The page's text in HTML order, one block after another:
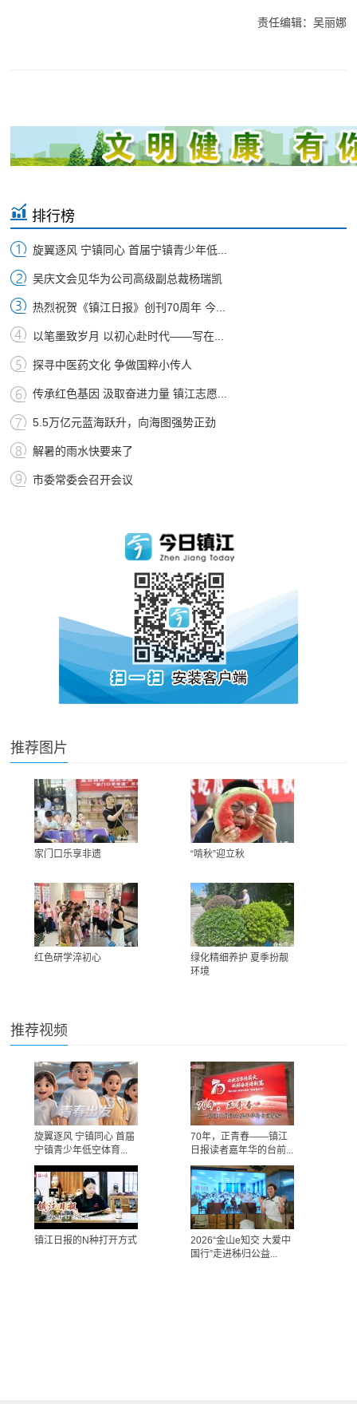
责任编辑：吴丽娜
排行榜
旋翼逐风 宁镇同心 首届宁镇青少年低...
吴庆文会见华为公司高级副总裁杨瑞凯
热烈祝贺《镇江日报》创刊70周年 今...
以笔墨致岁月 以初心赴时代——写在...
探寻中医药文化 争做国粹小传人
传承红色基因 汲取奋进力量 镇江志愿...
5.5万亿元蓝海跃升，向海图强势正劲
解暑的雨水快要来了
市委常委会召开会议
推荐图片
家门口乐享非遗 “啃秋”迎立秋
红色研学淬初心
绿化精细养护 夏季扮靓
环境
推荐视频
旋翼逐风 宁镇同心 首届
宁镇青少年低空体育...
70年，正青春——镇江
日报读者嘉年华的台前...
镇江日报的N种打开方式
2026“金山e知交 大爱中
国行”走进秭归公益...